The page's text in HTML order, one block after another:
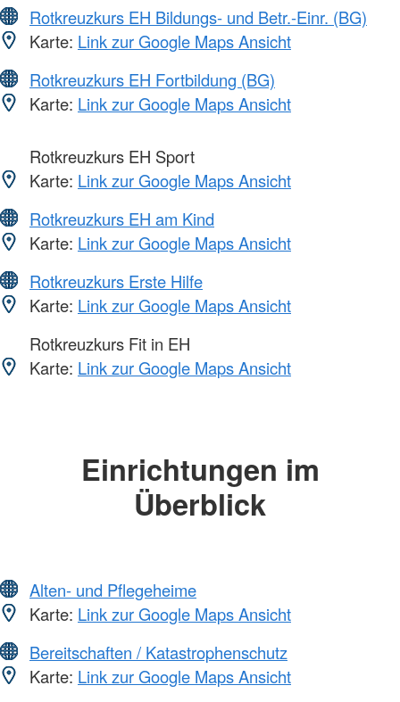
Rotkreuzkurs EH Bildungs- und Betr.-Einr. (BG)
Karte: Link zur Google Maps Ansicht
Rotkreuzkurs EH Fortbildung (BG)
Karte: Link zur Google Maps Ansicht
Rotkreuzkurs EH Sport
Karte: Link zur Google Maps Ansicht
Rotkreuzkurs EH am Kind
Karte: Link zur Google Maps Ansicht
Rotkreuzkurs Erste Hilfe
Karte: Link zur Google Maps Ansicht
Rotkreuzkurs Fit in EH
Karte: Link zur Google Maps Ansicht
Einrichtungen im
Überblick
Alten- und Pflegeheime
Karte: Link zur Google Maps Ansicht
Bereitschaften / Katastrophenschutz
Karte: Link zur Google Maps Ansicht